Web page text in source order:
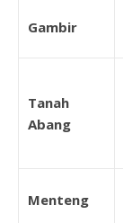
Gambir
Tanah
Abang
Menteng